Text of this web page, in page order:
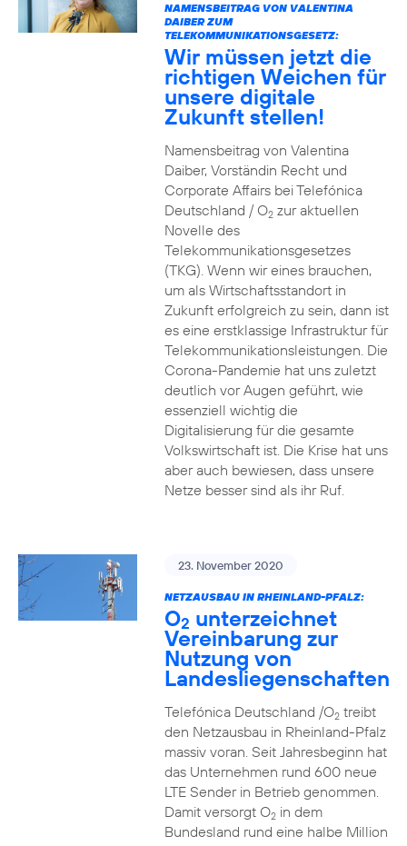
NAMENSBEITRAG VON VALENTINA
DAIBER ZUM
TELEKOMMUNIKATIONSGESETZ:
Wir müssen jetzt die
richtigen Weichen für
unsere digitale
Zukunft stellen!
Namensbeitrag von Valentina
Daiber, Vorständin Recht und
Corporate Affairs bei Telefónica
Deutschland / O2zur aktuellen
Novelle des
Telekommunikationsgesetzes
(TKG). Wenn wir eines brauchen,
um als Wirtschaftsstandort in
Zukunft erfolgreich zu sein, dann ist
es eine erstklassige Infrastruktur für
Telekommunikationsleistungen. Die
Corona-Pandemie hat uns zuletzt
deutlich vor Augen geführt, wie
essenziell wichtig die
Digitalisierung für die gesamte
Volkswirtschaft ist. Die Krise hat uns
aber auch bewiesen, dass unsere
Netze besser sind als ihr Ruf.
23. November 2020
NETZAUSBAU IN RHEINLAND-PFALZ:
O2 unterzeichnet
Vereinbarung zur
Nutzung von
Landesliegenschaften
Telefónica Deutschland /O2treibt
den Netzausbau in Rheinland-Pfalz
massiv voran. Seit Jahresbeginn hat
das Unternehmen rund 600 neue
LTE Sender in Betrieb genommen.
Damit versorgt O2in dem
Bundesland rund eine halbe Million